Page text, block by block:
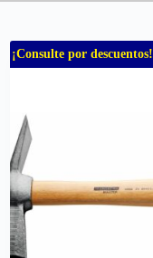
¡Consulte por descuentos!